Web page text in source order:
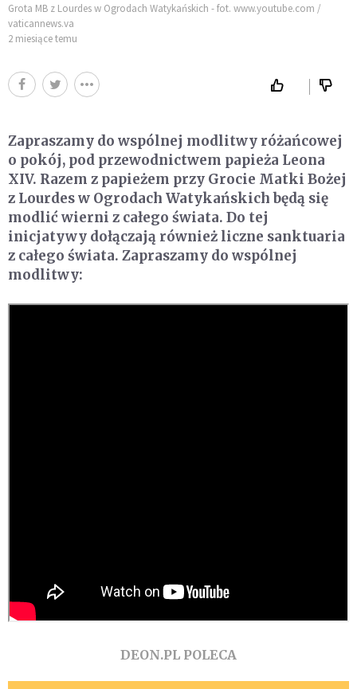
Grota MB z Lourdes w Ogrodach Watykańskich - fot. www.youtube.com /
vaticannews.va
2 miesiące temu
Zapraszamy do wspólnej modlitwy różańcowej
o pokój, pod przewodnictwem papieża Leona
XIV. Razem z papieżem przy Grocie Matki Bożej
z Lourdes w Ogrodach Watykańskich będą się
modlić wierni z całego świata. Do tej
inicjatywy dołączają również liczne sanktuaria
z całego świata. Zapraszamy do wspólnej
modlitwy:
DEON.PL POLECA